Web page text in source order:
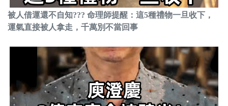
被人借運還不自知??? 命理師提醒：這5種禮物一旦收下，
運氣直接被人拿走，千萬別不當回事